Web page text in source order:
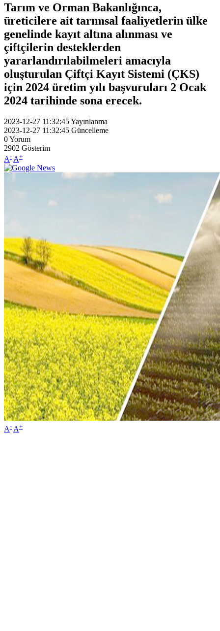
Tarım ve Orman Bakanlığınca,
üreticilere ait tarımsal faaliyetlerin ülke
genelinde kayıt altına alınması ve
çiftçilerin desteklerden
yararlandırılabilmeleri amacıyla
oluşturulan Çiftçi Kayıt Sistemi (ÇKS)
için 2024 üretim yılı başvuruları 2 Ocak
2024 tarihinde sona erecek.
2023-12-27 11:32:45Yayınlanma
2023-12-27 11:32:45 Güncelleme
0Yorum
2902 Gösterim
A- A+
A- A+